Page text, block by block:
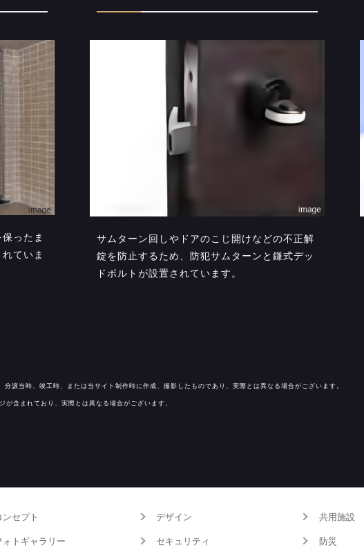
ったま
ていま
サムターン回しやドアのこじ開けなどの不正解
錠を防止するため、防犯サムターンと鎌式デッ
ドボルトが設置されています。
譲当時、竣工時、または当サイト制作時に作成、撮影したものであり、実際とは異なる場合がございます。
含まれており、実際とは異なる場合がございます。
ンセプト デザイン 共用施設
ォトギャラリー セキュリティ 防災